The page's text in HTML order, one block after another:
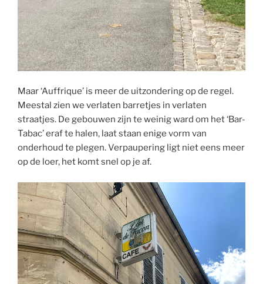
Maar ‘Auffrique’ is meer de uitzondering op de regel.
Meestal zien we verlaten barretjes in verlaten
straatjes. De gebouwen zijn te weinig ward om het ‘Bar-
Tabac’ eraf te halen, laat staan enige vorm van
onderhoud te plegen. Verpaupering ligt niet eens meer
op de loer, het komt snel op je af.